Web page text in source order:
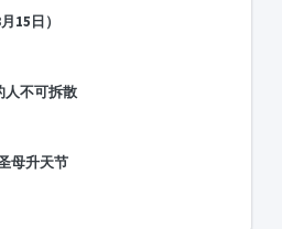
15日）
人不可拆散
母升天节